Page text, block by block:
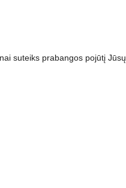
suteiks prabangos pojūtį Jūsų